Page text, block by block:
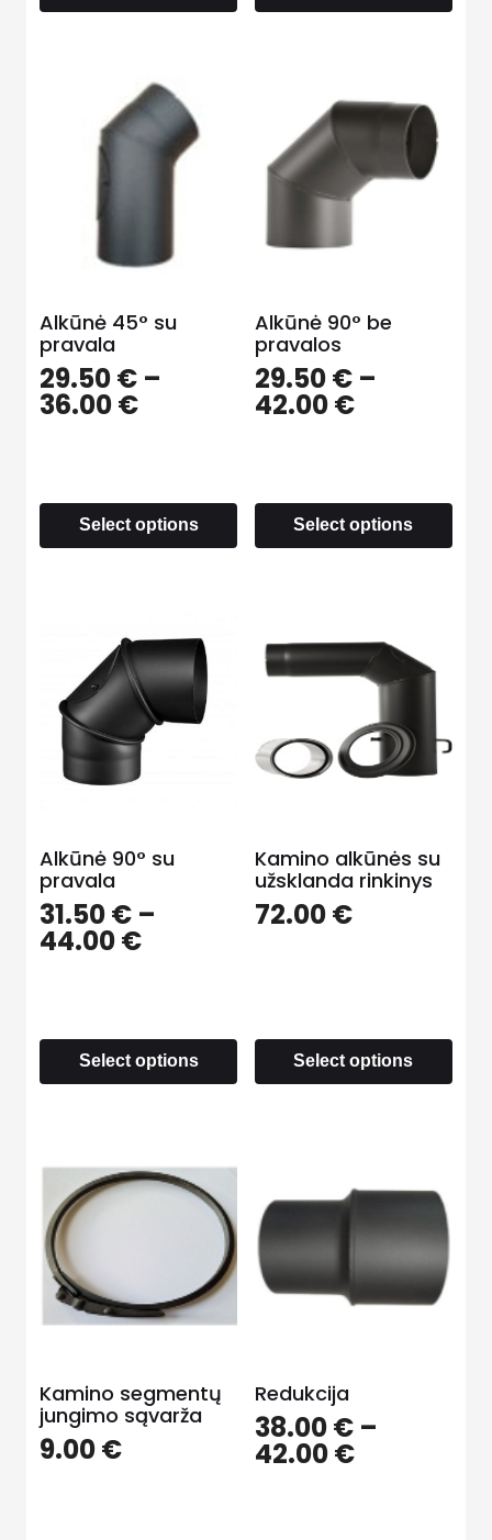
Alkūnė 45° su
pravala
29.50€ –
36.00€
Select options
Alkūnė 90° be
pravalos
29.50€–
42.00€
Select options
Alkūnė 90° su
pravala
31.50€ –
44.00€
Select options
Kamino alkūnės su
užsklanda rinkinys
72.00€
Select options
Kamino segmentų
jungimo sąvarža
9.00€
Redukcija
38.00€–
42.00€